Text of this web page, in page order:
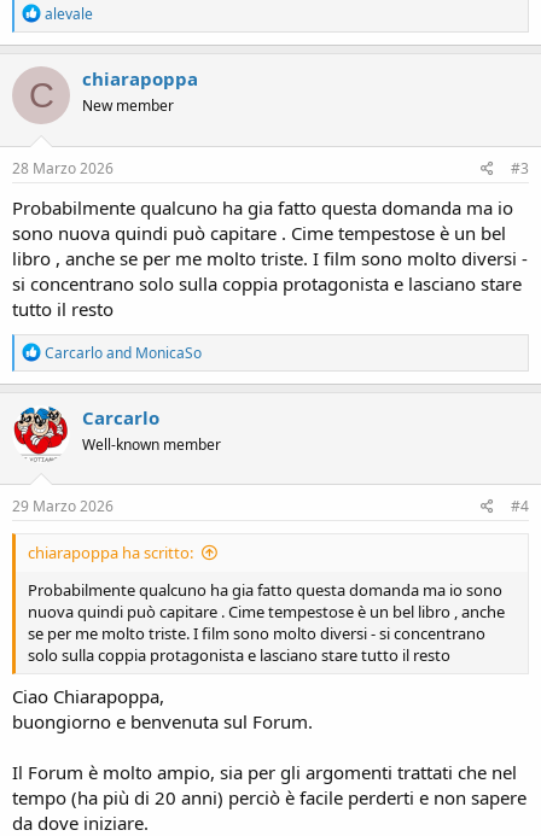
R
e
a
c
t
i
o
n
s
alevale
C chiarapoppa
New member
28 Marzo 2026 #3
Probabilmente qualcuno ha gia fatto questa domanda ma io
sono nuova quindi può capitare . Cime tempestose è un bel
libro , anche se per me molto triste. I film sono molto diversi -
si concentrano solo sulla coppia protagonista e lasciano stare
tutto il resto
R
e
a
c
t
i
o
n
s
Carcarloand MonicaSo
Carcarlo
Well-known member
29 Marzo 2026 #4
chiarapoppa ha scritto:
Probabilmente qualcuno ha gia fatto questa domanda ma io sono
nuova quindi può capitare . Cime tempestose è un bel libro , anche
se per me molto triste. I film sono molto diversi - si concentrano
solo sulla coppia protagonista e lasciano stare tutto il resto
Ciao Chiarapoppa,
buongiorno e benvenuta sul Forum.
Il Forum è molto ampio, sia per gli argomenti trattati che nel
tempo (ha più di 20 anni) perciò è facile perderti e non sapere
da dove iniziare.